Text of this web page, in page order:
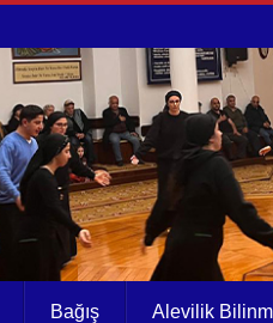
Bağış Alevilik